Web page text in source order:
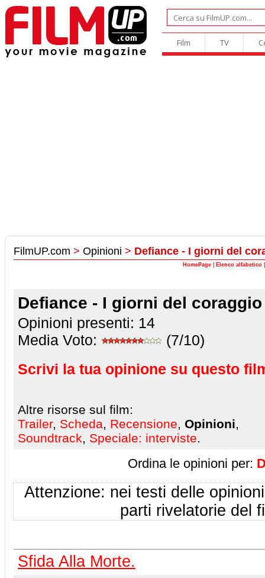
Film TV
FilmUP.com > Opinioni > Defiance - I giorni del
HomePage Elenco alfabetico
Defiance - I giorni del coraggio
Opinioni presenti: 14
Media Voto:
(7/10)
Scrivi la tua opinione su questo
Altre risorse sul film:
Trailer, Scheda, Recensione, Opinioni,
Soundtrack, Speciale: interviste.
Ordina le opinioni per:
Attenzione: nei testi delle
parti rivelatorie del
Sfida Alla Morte.